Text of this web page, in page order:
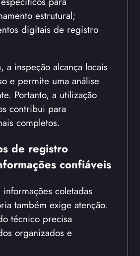
estrutural;
digitais de registro
a inspeção alcança locais
e permite uma análise
Portanto, a utilização
contribui para
completos.
de registro
confiáveis
coletadas
também exige atenção.
técnico precisa
organizados e